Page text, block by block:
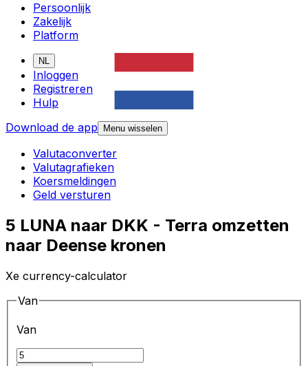
Persoonlijk
Zakelijk
Platform
NL
Inloggen
Registreren
Hulp
Download de app
Menu wisselen
Valutaconverter
Valutagrafieken
Koersmeldingen
Geld versturen
5 LUNA naar DKK - Terra omzetten
naar Deense kronen
Xe currency-calculator
Van
Van